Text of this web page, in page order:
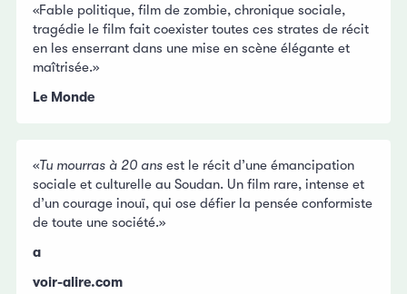
«Fable politique, film de zombie, chronique sociale,
tragédie le film fait coexister toutes ces strates de récit
en les enserrant dans une mise en scène élégante et
maîtrisée.»
Le Monde
«Tu mourras à 20 ans est le récit d’une émancipation
sociale et culturelle au Soudan. Un film rare, intense et
d’un courage inouï, qui ose défier la pensée conformiste
de toute une société.»
a
voir-alire.com